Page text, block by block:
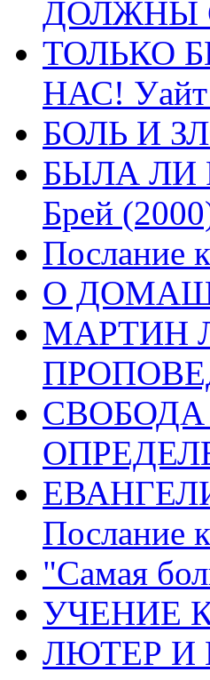
ДОЛЖНЫ
ТОЛЬКО
НАС!
БОЛЬ И
БЫЛА ЛИ
Брей
Послание
О
МАРТИН
Послание
"Самая
УЧЕНИЕ
ЛЮТЕР И